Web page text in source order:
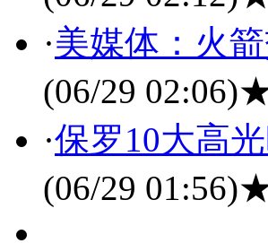
·美媒体：火
(06/29 02:06)
·保罗10大高
(06/29 01:56)